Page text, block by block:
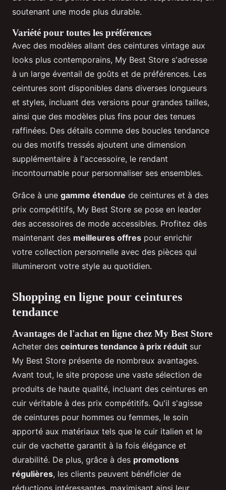
soutenant une mode plus durable.
Variété pour toutes les préférences
Avec des modèles allant des ceintures vintage aux
looks plus contemporains, My Best Store s'adresse
à un large éventail de goûts et de préférences. Les
ceintures sont disponibles dans diverses longueurs
et styles, incluant des versions pour grandes tailles,
ainsi que des modèles plus fins pour des tenues
raffinées. Des détails comme des boucles tendance
ou des motifs tressés ajoutent une dimension
supplémentaire à l'accessoire, le rendant
incontournable pour personnaliser ses ensembles.
Grâce à une gamme étendue de ceintures et à des
prix compétitifs, My Best Store se pose en leader
des accessoires de mode accessibles. Profitez dès
maintenant des meilleures offres pour enrichir
votre collection personnelle avec des pièces qui
illumineront votre style au quotidien.
Shopping en ligne pour ceintures
tendance
Avantages de l'achat en ligne chez My Best Store
Acheter des ceintures tendance à prix réduit sur
My Best Store présente de nombreux avantages.
Avant tout, le site propose une vaste sélection de
produits de haute qualité, incluant des ceintures en
cuir véritable à des prix compétitifs. Qu'il s'agisse
de ceintures pour hommes ou femmes, le soin
apporté aux matériaux tels que le cuir italien et le
cuir de vachette garantit à la fois élégance et
durabilité. De plus, grâce à des promotions
régulières, les clients peuvent bénéficier de